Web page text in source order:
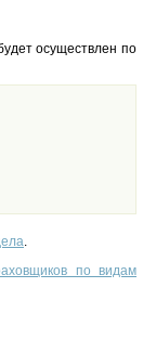
осуществлен по
.
по видам